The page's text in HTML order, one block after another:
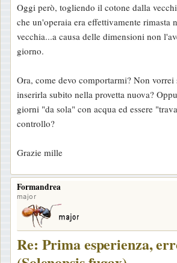
Oggi però, togliendo il cotone dalla
che un'operaia era effettivamente rimasta
vecchia...a causa delle dimensioni non
giorno.
Ora, come devo comportarmi? Non
inserirla subito nella provetta nuova?
giorni "da sola" con acqua ed essere
controllo?
Grazie mille
Formandrea
major
Re: Prima esperienza,